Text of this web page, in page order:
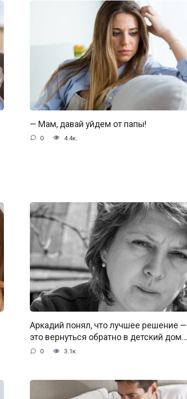
— Мам, давай уйдем от папы!
0 4.4к.
Аркадий понял, что лучшее решение —
это вернуться обратно в детский дом…
0 3.1к.